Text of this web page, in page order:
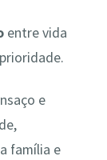
entre vida
e
família e